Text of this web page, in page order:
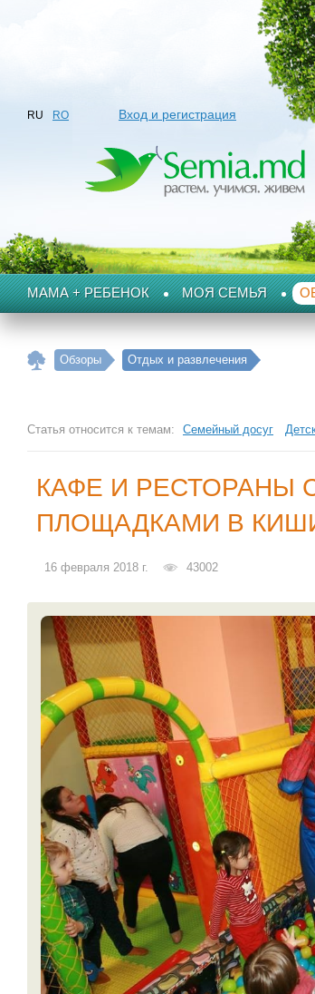
RU RO Вход и регистрация
МАМА + РЕБЕНОК МОЯ СЕМЬЯ
Обзоры Отдых и развлечения
Статья относится к темам: Семейный досуг
КАФЕ И РЕСТОРАНЫ
ПЛОЩАДКАМИ В
16 февраля 2018 г. 43002